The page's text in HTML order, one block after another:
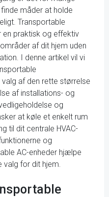
måder at holde
Transportable
en praktisk og effektiv
af dit hjem uden
I denne artikel vil vi
af den rette størrelse
af installations- og
og
at køle et enkelt rum
til dit centrale HVAC-
og
AC-enheder hjælpe
for dit hjem.